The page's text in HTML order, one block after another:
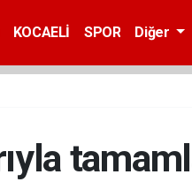
KOCAELİ SPOR Diğer